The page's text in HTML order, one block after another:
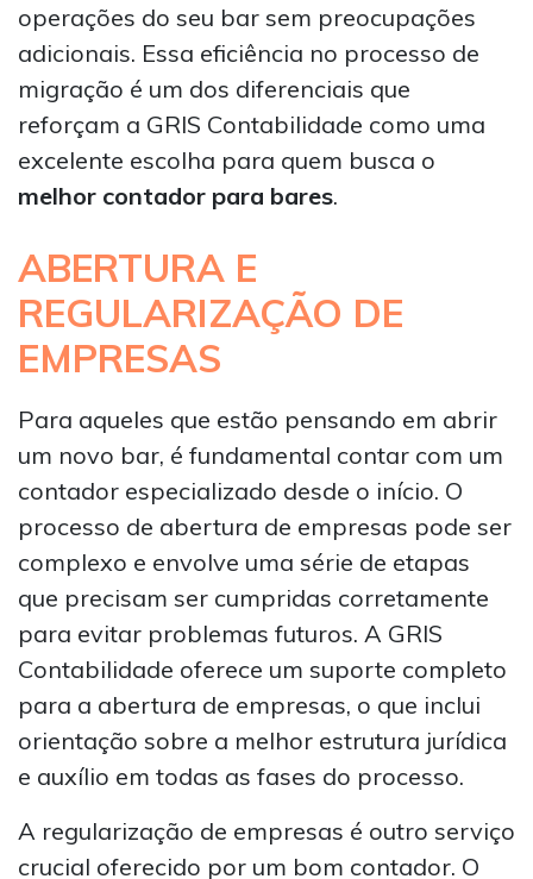
operações do seu bar sem preocupações
adicionais. Essa eficiência no processo de
migração é um dos diferenciais que
reforçam a GRIS Contabilidade como uma
excelente escolha para quem busca o
melhor contador para bares.
ABERTURA E
REGULARIZAÇÃO DE
EMPRESAS
Para aqueles que estão pensando em abrir
um novo bar, é fundamental contar com um
contador especializado desde o início. O
processo de abertura de empresas pode ser
complexo e envolve uma série de etapas
que precisam ser cumpridas corretamente
para evitar problemas futuros. A GRIS
Contabilidade oferece um suporte completo
para a abertura de empresas, o que inclui
orientação sobre a melhor estrutura jurídica
e auxílio em todas as fases do processo.
A regularização de empresas é outro serviço
crucial oferecido por um bom contador. O